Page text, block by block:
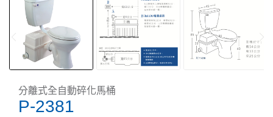
分離式全自動碎化馬桶
P-2381